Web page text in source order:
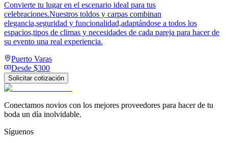
Convierte tu lugar en el escenario ideal para tus
celebraciones.Nuestros toldos y carpas combinan
elegancia,seguridad y funcionalidad,adaptándose a todos los
espacios,tipos de climas y necesidades de cada pareja para hacer de
su evento una real experiencia.
Puerto Varas
Desde $300
Solicitar cotización
Conectamos novios con los mejores proveedores para hacer de tu
boda un día inolvidable.
Síguenos